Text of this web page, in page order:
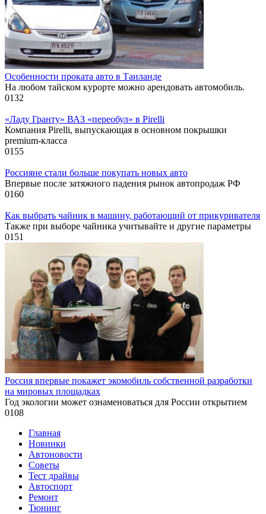
Особенности проката авто в Таиланде
На любом тайском курорте можно арендовать автомобиль.
0132
«Ладу Гранту» ВАЗ «переобул» в Pirelli
Компания Pirelli, выпускающая в основном покрышки
premium-класса
0155
Россияне стали больше покупать новых авто
Впервые после затяжного падения рынок автопродаж РФ
0160
Как выбрать чайник в машину, работающий от прикуривателя
Также при выборе чайника учитывайте и другие параметры
0151
Россия впервые покажет экомобиль собственной разработки
на мировых площадках
Год экологии может ознаменоваться для России открытием
0108
Главная
Новинки
Автоновости
Советы
Тест драйвы
Автоспорт
Ремонт
Тюнинг